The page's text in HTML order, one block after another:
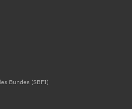
Bundes (SBFI)